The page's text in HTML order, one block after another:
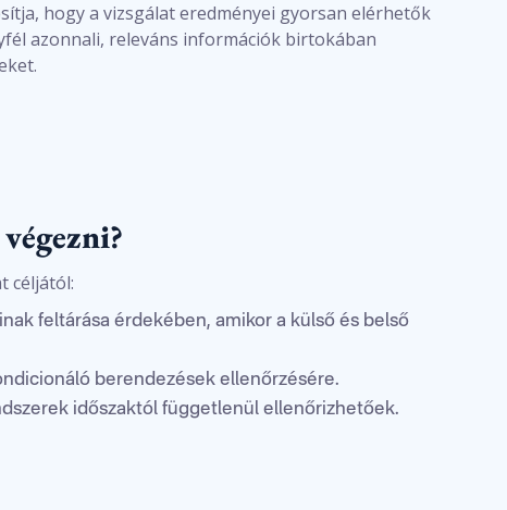
hogy a vizsgálat eredményei gyorsan elérhetők
azonnali, releváns információk birtokában
céljától:
feltárása érdekében, amikor a külső és belső
berendezések ellenőrzésére.
időszaktól függetlenül ellenőrizhetőek.